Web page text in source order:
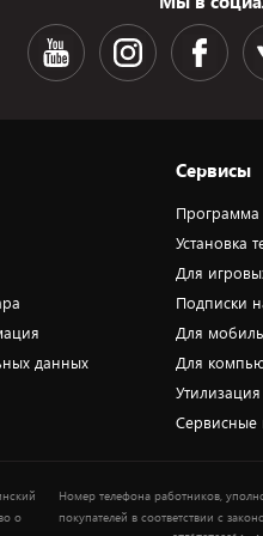
данных
Сервисы
Установка
Для
Подписки
Для
Для
Сервисные
о
Номер телефона работников,
покупателей в соответствии с